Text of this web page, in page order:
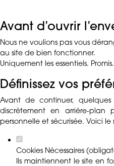
Avant d’ouvrir
Nous ne voulions pas vous
au site de bien fonctionner.
Uniquement les essentiels. Promis.
Définissez vos
Avant de continuer,
discrètement en arrière-plan
personnelle et sécurisée. Voici
Cookies Nécessaires
Ils maintiennent le site en